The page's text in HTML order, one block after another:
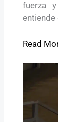
fuerza
entiende
Read